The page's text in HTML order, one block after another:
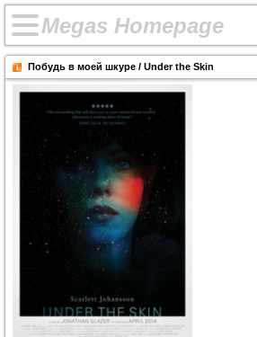
Megas Homepage
Побудь в моей шкуре / Under the Skin